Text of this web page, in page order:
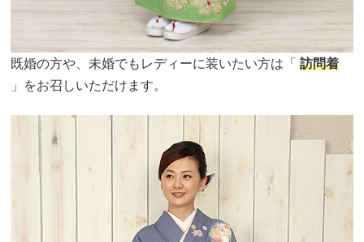
既婚の方や、未婚でもレディーに装いたい方は「訪問着
」をお召しいただけます。